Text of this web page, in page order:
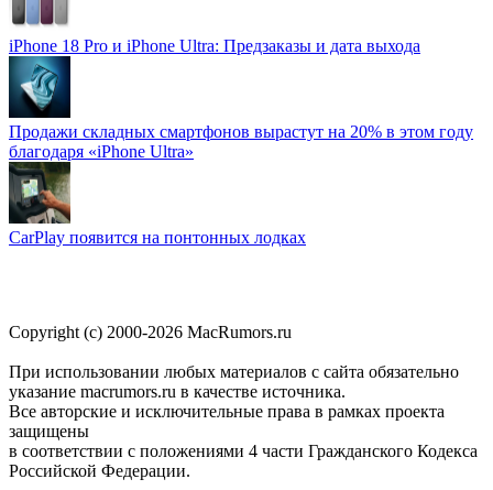
iPhone 18 Pro и iPhone Ultra: Предзаказы и дата выхода
Продажи складных смартфонов вырастут на 20% в этом году
благодаря «iPhone Ultra»
CarPlay появится на понтонных лодках
Copyright (c) 2000-2026 MacRumors.ru
При использовании любых материалов с сайта обязательно
указание macrumors.ru в качестве источника.
Все авторские и исключительные права в рамках проекта
защищены
в соответствии с положениями 4 части Гражданского Кодекса
Российской Федерации.